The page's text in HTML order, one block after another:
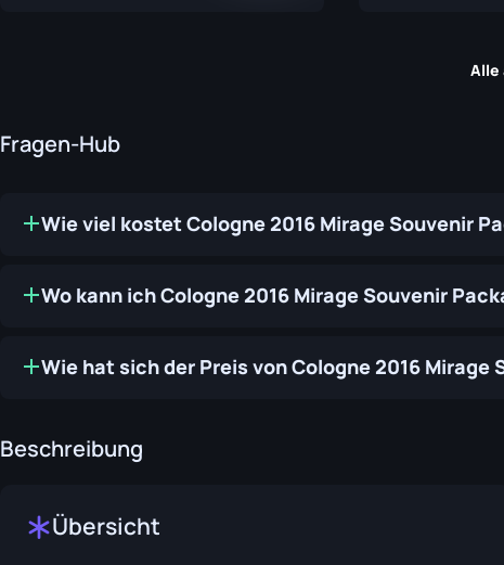
Alle
Fragen-Hub
Wie viel kostet Cologne 2016 Mirage Souvenir
Wo kann ich Cologne 2016 Mirage Souvenir
Wie hat sich der Preis von Cologne 2016
Beschreibung
Übersicht